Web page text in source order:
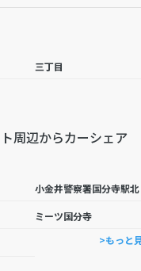
三丁目
周辺からカーシェア
金
ミーツ国分寺
>もっと